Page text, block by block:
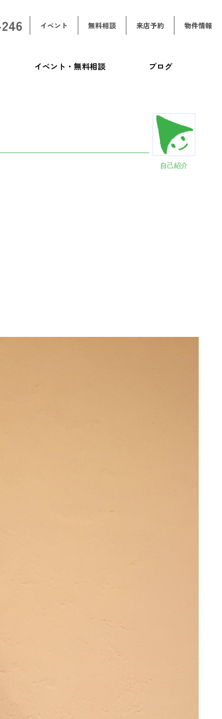
イベント 無料相談 来店予約 物件情報
イベント・無料相談 ブログ
自己紹介